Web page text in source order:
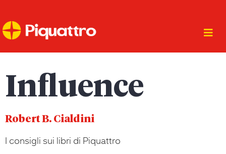
Influence
Robert B. Cialdini
I consigli sui libri di Piquattro